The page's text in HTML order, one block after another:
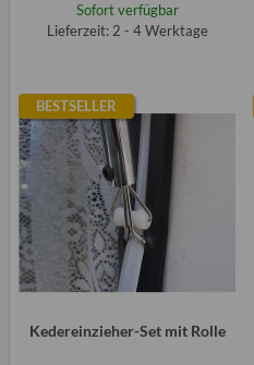
Sofort verfügbar
Lieferzeit: 2 - 4 Werktage
BESTSELLER
Kedereinzieher-Set mit Rolle